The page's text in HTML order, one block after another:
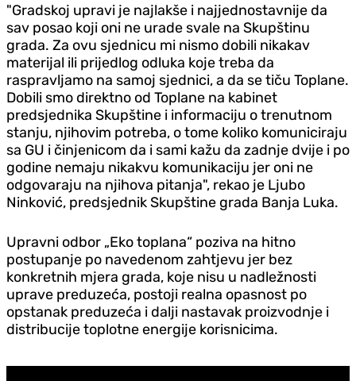
"Gradskoj upravi je najlakše i najjednostavnije da
sav posao koji oni ne urade svale na Skupštinu
grada. Za ovu sjednicu mi nismo dobili nikakav
materijal ili prijedlog odluka koje treba da
raspravljamo na samoj sjednici, a da se tiču Toplane.
Dobili smo direktno od Toplane na kabinet
predsjednika Skupštine i informaciju o trenutnom
stanju, njihovim potreba, o tome koliko komuniciraju
sa GU i činjenicom da i sami kažu da zadnje dvije i po
godine nemaju nikakvu komunikaciju jer oni ne
odgovaraju na njihova pitanja", rekao je Ljubo
Ninković, predsjednik Skupštine grada Banja Luka.
Upravni odbor „Eko toplana“ poziva na hitno
postupanje po navedenom zahtjevu jer bez
konkretnih mjera grada, koje nisu u nadležnosti
uprave preduzeća, postoji realna opasnost po
opstanak preduzeća i dalji nastavak proizvodnje i
distribucije toplotne energije korisnicima.